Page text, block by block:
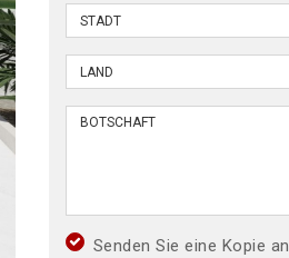
Senden Sie eine Kopie an